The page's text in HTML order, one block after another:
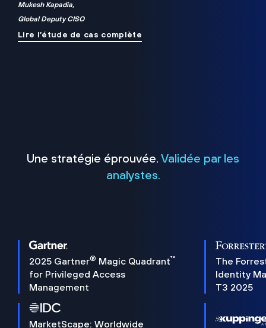
Mukesh Kapadia,
Global Deputy CISO
Lire l’étude de cas complète
Une stratégie éprouvée. Validée par les
analystes.
2025 Gartner® Magic Quadrant™
for Privileged Access
Management
The
Identity
T3 2025
MarketScape: Worldwide